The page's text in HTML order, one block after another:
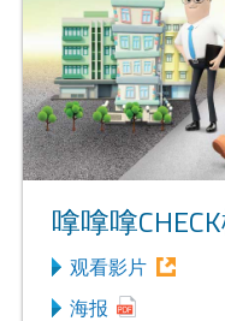
嗱嗱嗱
观看影片
海报